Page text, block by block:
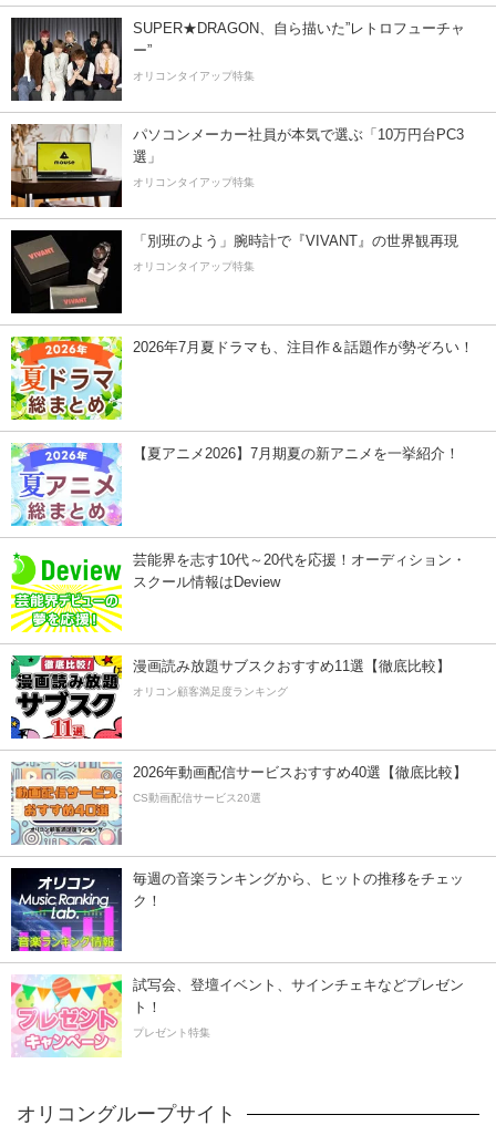
SUPER★DRAGON、自ら描いた”レトロフューチャ
ー”
オリコンタイアップ特集
パソコンメーカー社員が本気で選ぶ「10万円台PC3
選」
オリコンタイアップ特集
「別班のよう」腕時計で『VIVANT』の世界観再現
オリコンタイアップ特集
2026年7月夏ドラマも、注目作＆話題作が勢ぞろい！
【夏アニメ2026】7月期夏の新アニメを一挙紹介！
芸能界を志す10代～20代を応援！オーディション・
スクール情報はDeview
漫画読み放題サブスクおすすめ11選【徹底比較】
オリコン顧客満足度ランキング
2026年動画配信サービスおすすめ40選【徹底比較】
CS動画配信サービス20選
毎週の音楽ランキングから、ヒットの推移をチェッ
ク！
試写会、登壇イベント、サインチェキなどプレゼン
ト！
プレゼント特集
オリコングループサイト